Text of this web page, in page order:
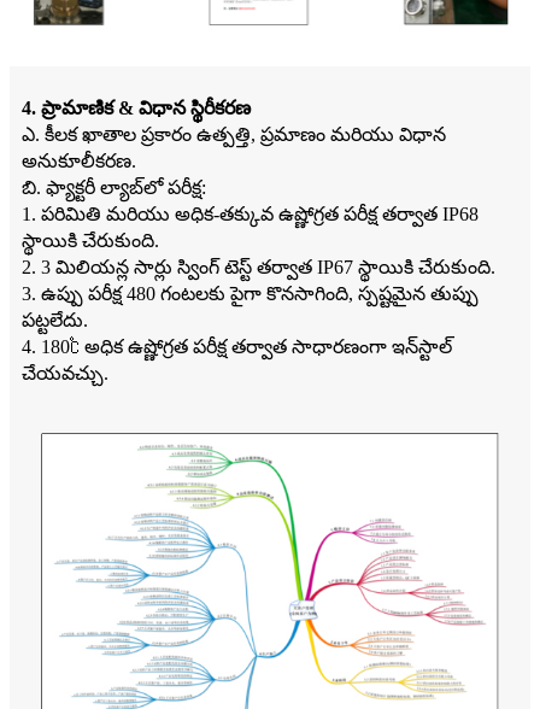
4. ప్రామాణిక & విధాన స్థిరీకరణ
ఎ. కీలక ఖాతాల ప్రకారం ఉత్పత్తి, ప్రమాణం మరియు విధాన
అనుకూలీకరణ.
బి. ఫ్యాక్టరీ ల్యాబ్‌లో పరీక్ష:
1. పరిమితి మరియు అధిక-తక్కువ ఉష్ణోగ్రత పరీక్ష తర్వాత IP68
స్థాయికి చేరుకుంది.
2. 3 మిలియన్ల సార్లు స్వింగ్ టెస్ట్ తర్వాత IP67 స్థాయికి చేరుకుంది.
3. ఉప్పు పరీక్ష 480 గంటలకు పైగా కొనసాగింది, స్పష్టమైన తుప్పు
పట్టలేదు.
4. 180℃ అధిక ఉష్ణోగ్రత పరీక్ష తర్వాత సాధారణంగా ఇన్‌స్టాల్
చేయవచ్చు.